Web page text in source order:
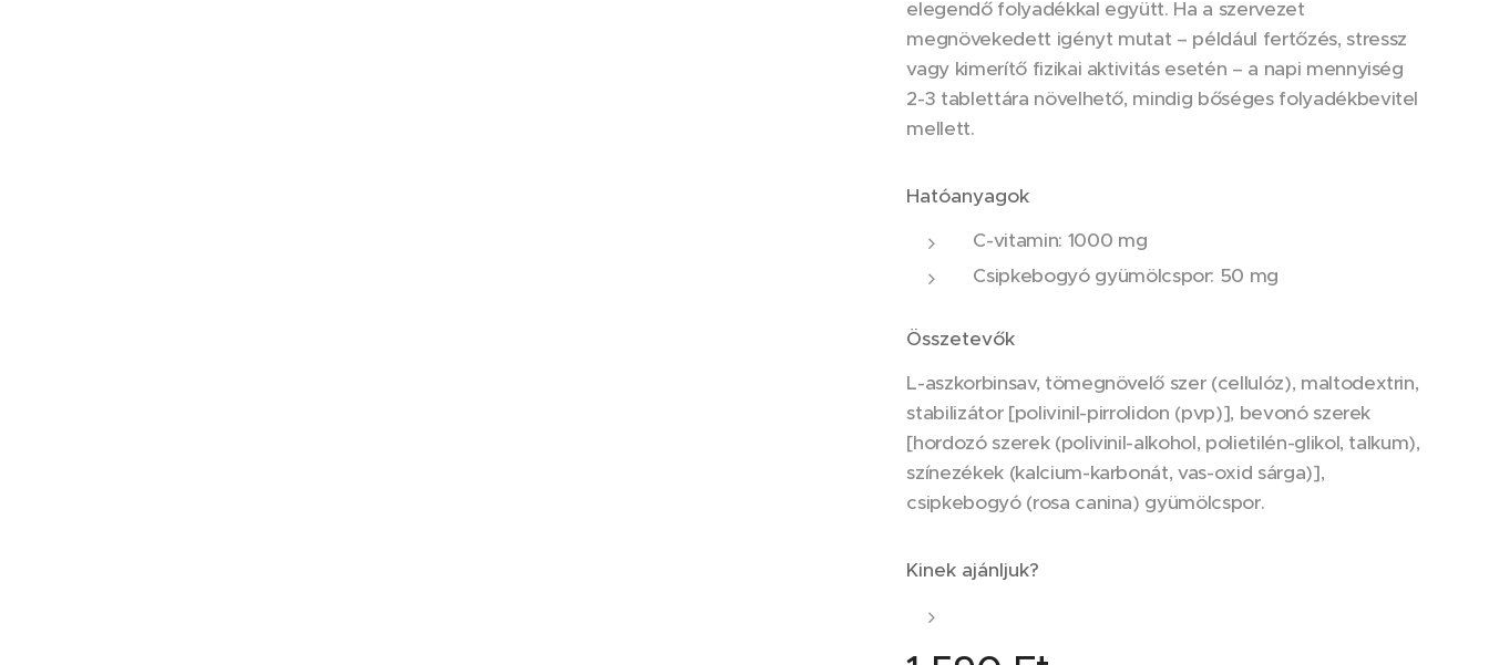
elegendő folyadékkal együtt. Ha a szervezet
megnövekedett igényt mutat – például fertőzés, stressz
vagy kimerítő fizikai aktivitás esetén – a napi mennyiség
2-3 tablettára növelhető, mindig bőséges folyadékbevitel
mellett.
Hatóanyagok
C-vitamin: 1000 mg
Csipkebogyó gyümölcspor: 50 mg
Összetevők
L-aszkorbinsav, tömegnövelő szer (cellulóz), maltodextrin,
stabilizátor [polivinil-pirrolidon (pvp)], bevonó szerek
[hordozó szerek (polivinil-alkohol, polietilén-glikol, talkum),
színezékek (kalcium-karbonát, vas-oxid sárga)],
csipkebogyó (rosa canina) gyümölcspor.
Kinek ajánljuk?